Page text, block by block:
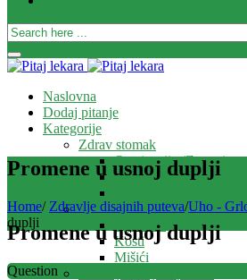
Naslovna
Dodaj pitanje
Kategorije
Zdrav stomak
Opstipacija (Zatvor)
Dijareja (Proliv)
Zdrave i jake kosti
Zglobovi
Kosti
Mišići
Promene u usnoj duplji
Home/ Zdravlje disajnih puteva/Uho -
duplji
Promene u usnoj duplji
Question